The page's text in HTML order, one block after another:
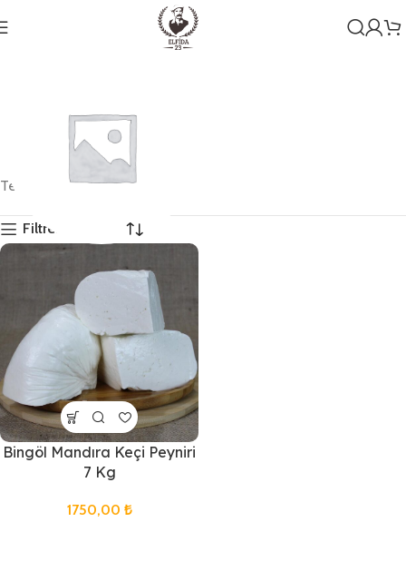
1 ürün
Tek bir sonuç gösteriliyor
Filtreleri Göster
Bingöl Mandıra Keçi Peyniri
7 Kg
1750,00 ₺